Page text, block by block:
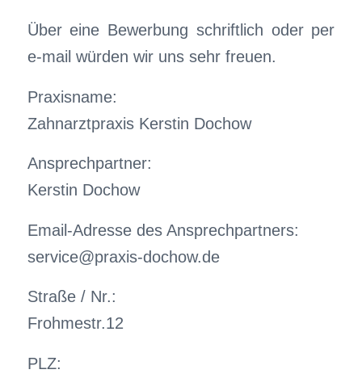
Über eine Bewerbung schriftlich oder per
e-mail würden wir uns sehr freuen.
Praxisname:
Zahnarztpraxis Kerstin Dochow
Ansprechpartner:
Kerstin Dochow
Email-Adresse des Ansprechpartners:
service@praxis-dochow.de
Straße / Nr.:
Frohmestr.12
PLZ: